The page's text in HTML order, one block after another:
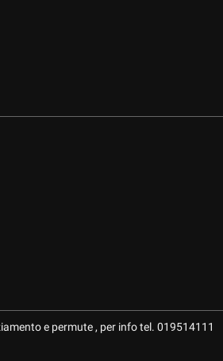
e permute , per info tel. 019514111